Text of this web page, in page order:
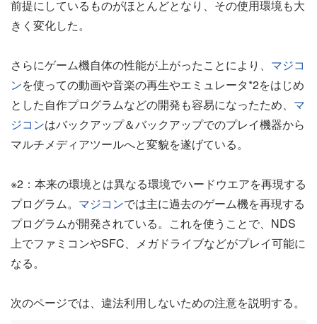
前提にしているものがほとんどとなり、その使用環境も大
きく変化した。
さらにゲーム機自体の性能が上がったことにより、 マジコ
ンを使っての動画や音楽の再生やエミュレータ*2をはじめ
とした自作プログラムなどの開発も容易になったため、 マ
ジコンはバックアップ＆バックアップでのプレイ機器から
マルチメディアツールへと変貌を遂げている。
※2：本来の環境とは異なる環境でハードウエアを再現する
プログラム。 マジコンでは主に過去のゲーム機を再現する
プログラムが開発されている。これを使うことで、NDS
上でファミコンやSFC、メガドライブなどがプレイ可能に
なる。
次のページでは、違法利用しないための注意を説明する。